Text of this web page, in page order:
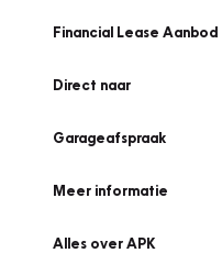
Financial Lease Aanbod
Direct naar
Garageafspraak
Meer informatie
Alles over APK